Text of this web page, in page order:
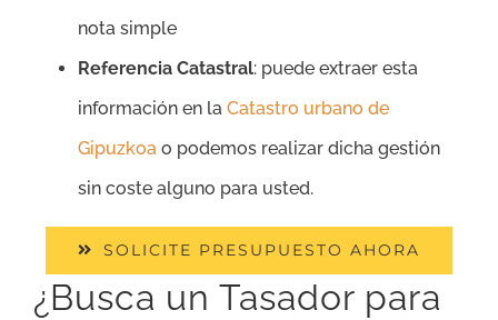
nota simple
Referencia Catastral: puede extraer esta
información en la Catastro urbano de
Gipuzkoa o podemos realizar dicha gestión
sin coste alguno para usted.
SOLICITE PRESUPUESTO AHORA
¿Busca un Tasador para